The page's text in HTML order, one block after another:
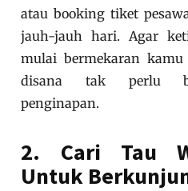
atau booking tiket
jauh-jauh hari. Agar
mulai bermekaran
disana tak perlu
penginapan.
2. Cari Tau
Untuk